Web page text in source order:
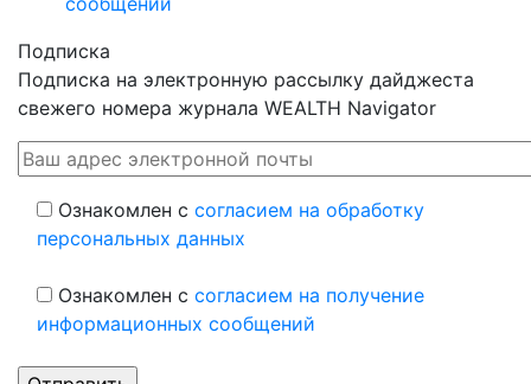
Подписка
Подписка на электронную рассылку дайджеста
свежего номера журнала WEALTH Navigator
Ознакомлен с согласием на обработку
персональных данных
Ознакомлен с согласием на получение
информационных сообщений